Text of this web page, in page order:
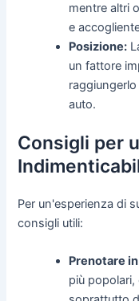
mentre altri
e
Posizione:
un fattore
auto.
Consigli per
Per un'esperienza di
consigli utili:
Prenotare
più